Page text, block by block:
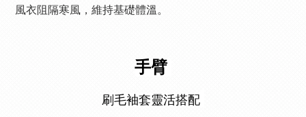
風衣阻隔寒風，維持基礎體溫。
手臂
刷毛袖套靈活搭配